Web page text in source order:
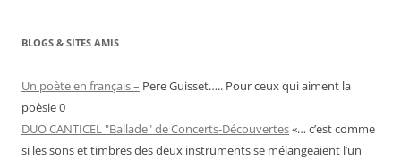
BLOGS & SITES AMIS
Un poète en français – Pere Guisset….. Pour ceux qui aiment la
poèsie 0
DUO CANTICEL "Ballade" de Concerts-Découvertes«… c’est comme
si les sons et timbres des deux instruments se mélangeaient l’un